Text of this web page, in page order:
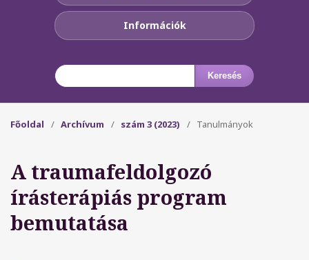
Információk
Keresés
Főoldal / Archívum / szám 3 (2023) / Tanulmányok
A traumafeldolgozó
írásterápiás program
bemutatása